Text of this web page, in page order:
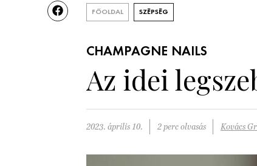
FŐOLDAL SZÉPSÉG
CHAMPAGNE NAILS
Az idei
2023. április 10. 2 perc olvasás Kovács